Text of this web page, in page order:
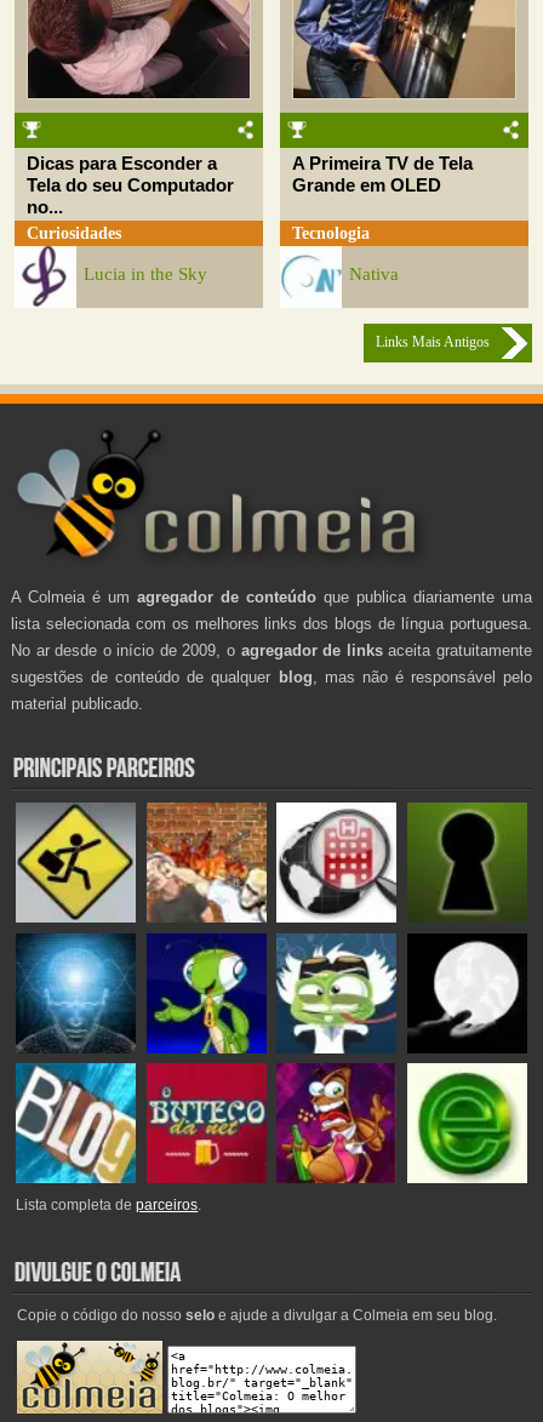
Dicas para Esconder a
Tela do seu Computador
no...
Curiosidades
Lucia in the Sky
A Primeira TV de Tela
Grande em OLED
Tecnologia
Nativa
Links Mais Antigos
A Colmeia é um agregador de conteúdo que publica diariamente uma
lista selecionada com os melhores links dos blogs de língua portuguesa.
No ar desde o início de 2009, o agregador de linksaceita gratuitamente
sugestões de conteúdo de qualquer blog , mas não é responsável pelo
material publicado.
Lista completa deparceiros.
Copie o código do nosso seloe ajude a divulgar a Colmeia em seu blog.